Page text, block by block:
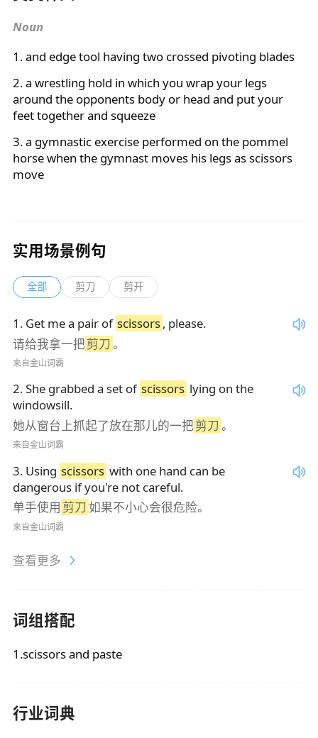
Noun
1. and edge tool having two crossed pivoting blades
2. a wrestling hold in which you wrap your legs
around the opponents body or head and put your
feet together and squeeze
3. a gymnastic exercise performed on the pommel
horse when the gymnast moves his legs asscissors
move
实用场景例句
全部 剪刀 剪开
1 . Get me a pair of scissors, please.
请给我拿一把剪刀 。
来自金山词霸
2.She grabbed a set of scissors lying on the
windowsill.
她从窗台上抓起了放在那儿的一把剪刀 。
来自金山词霸
3. Using scissors with one hand can be
dangerous if you're not careful.
单手使用 剪刀 如果不小心会很危险。
来自金山词霸
查看更多
词组搭配
1.scissors and paste
行业词典